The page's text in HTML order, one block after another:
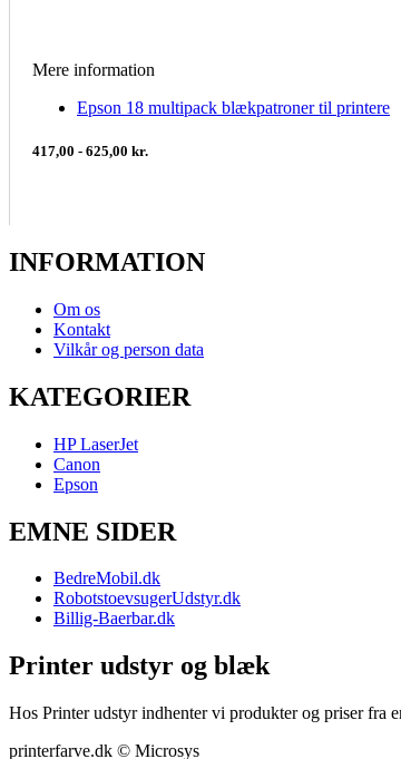
Mere information
Epson 18 multipack blækpatroner til printere
417,00 - 625,00 kr.
INFORMATION
Om os
Kontakt
Vilkår og person data
KATEGORIER
HP LaserJet
Canon
Epson
EMNE SIDER
BedreMobil.dk
RobotstoevsugerUdstyr.dk
Billig-Baerbar.dk
Printer udstyr og blæk
Hos Printer udstyr indhenter vi produkter og priser fra
printerfarve.dk © Microsys